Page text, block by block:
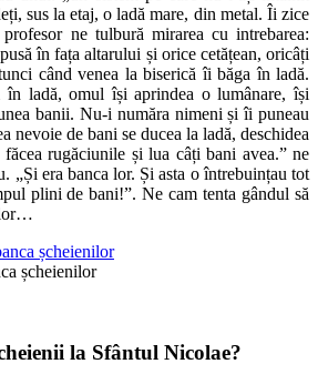
sus la etaj, o ladă mare, din metal. Îi zice
ne tulbură mirarea cu intrebarea:
în fața altarului și orice cetățean, oricâți
când venea la biserică îi băga în ladă.
ladă, omul își aprindea o lumânare, își
banii. Nu-i număra nimeni și îi puneau
nevoie de bani se ducea la ladă, deschidea
rugăciunile și lua câți bani avea.” ne
„Și era banca lor. Și asta o întrebuințau tot
plini de bani!”. Ne cam tenta gândul să
șcheienilor
la Sfântul Nicolae?